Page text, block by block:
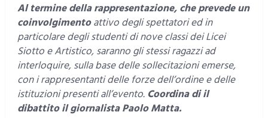
Al termine della rappresentazione, che prevede un
coinvolgimentoattivo degli spettatori ed in
particolare degli studenti di nove classi dei Licei
Siotto e Artistico, saranno gli stessi ragazzi ad
interloquire, sulla base delle sollecitazioni emerse,
con i rappresentanti delle forze dell’ordine e delle
istituzioni presenti all’evento. Coordina di il
dibattito il giornalista Paolo Matta.